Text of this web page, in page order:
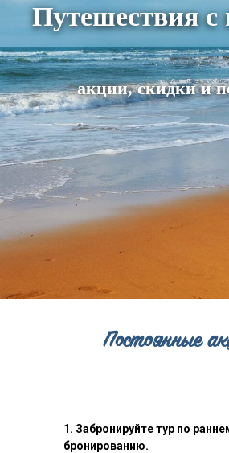
Путешествия с
акции, скидки и
Постоянные
1. Забронируйте тур по
бронированию.